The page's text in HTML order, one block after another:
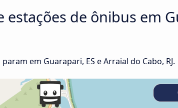
estações de ônibus em
em Guarapari, ES e Arraial do Cabo, RJ.